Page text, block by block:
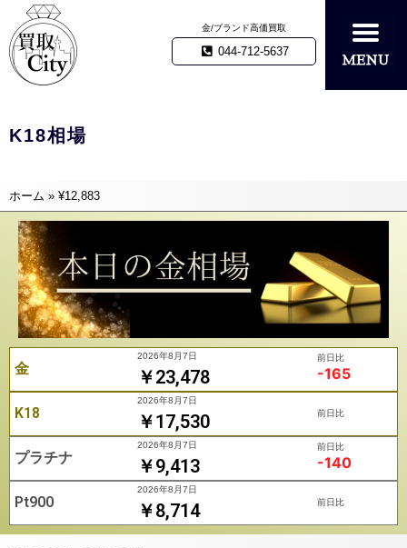
金/ブランド高価買取
044-712-5637
K18相場
ホーム » ¥12,883
金 ￥23,478
2026年8月7日 前日比
-165
K18 ￥17,530
2026年8月7日
前日比
プラチナ ￥9,413
2026年8月7日 前日比
-140
Pt900 ￥8,714
2026年8月7日
前日比